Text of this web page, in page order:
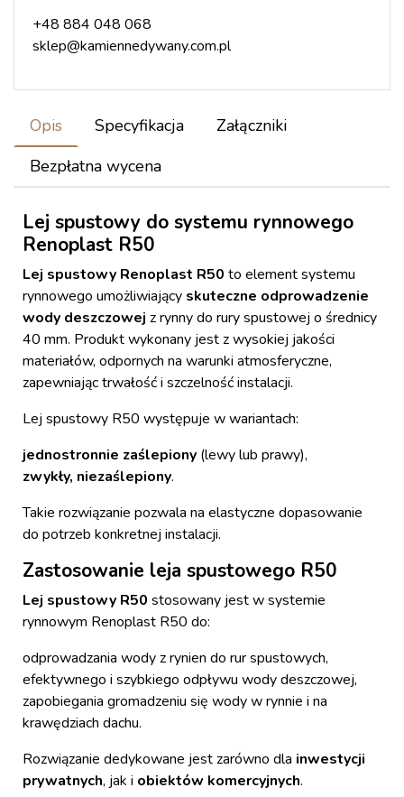
+48 884 048 068
sklep@kamiennedywany.com.pl
Opis Specyfikacja
Załączniki
Bezpłatna wycena
Lej spustowy do systemu rynnowego
Renoplast R50
Lej spustowy Renoplast R50 to element systemu
rynnowego umożliwiający skuteczne odprowadzenie
wody deszczowej z rynny do rury spustowej o średnicy
40 mm. Produkt wykonany jest z wysokiej jakości
materiałów, odpornych na warunki atmosferyczne,
zapewniając trwałość i szczelność instalacji.
Lej spustowy R50 występuje w wariantach:
jednostronnie zaślepiony (lewy lub prawy),
zwykły, niezaślepiony.
Takie rozwiązanie pozwala na elastyczne dopasowanie
do potrzeb konkretnej instalacji.
Zastosowanie leja spustowego R50
Lej spustowy R50 stosowany jest w systemie
rynnowym Renoplast R50 do:
odprowadzania wody z rynien do rur spustowych,
efektywnego i szybkiego odpływu wody deszczowej,
zapobiegania gromadzeniu się wody w rynnie i na
krawędziach dachu.
Rozwiązanie dedykowane jest zarówno dla inwestycji
prywatnych, jak i obiektów komercyjnych.